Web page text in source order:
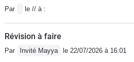
Par le // à :
Révision à faire
Par Invité Mayya le 22/07/2026 à 16:01